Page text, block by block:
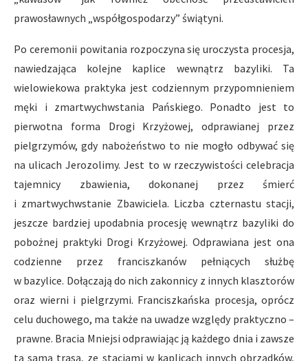
prawosławnych „współgospodarzy” świątyni.
Po ceremonii powitania rozpoczyna się uroczysta procesja,
nawiedzająca kolejne kaplice wewnątrz bazyliki. Ta
wielowiekowa praktyka jest codziennym przypomnieniem
męki i zmartwychwstania Pańskiego. Ponadto jest to
pierwotna forma Drogi Krzyżowej, odprawianej przez
pielgrzymów, gdy nabożeństwo to nie mogło odbywać się
na ulicach Jerozolimy. Jest to w rzeczywistości celebracja
tajemnicy zbawienia, dokonanej przez śmierć
i zmartwychwstanie Zbawiciela. Liczba czternastu stacji,
jeszcze bardziej upodabnia procesję wewnątrz bazyliki do
pobożnej praktyki Drogi Krzyżowej. Odprawiana jest ona
codzienne przez franciszkanów pełniących służbę
w bazylice. Dołączają do nich zakonnicy z innych klasztorów
oraz wierni i pielgrzymi. Franciszkańska procesja, oprócz
celu duchowego, ma także na uwadze względy praktyczno –
prawne. Bracia Mniejsi odprawiając ją każdego dnia i zawsze
tą samą trasą, ze stacjami w kaplicach innych obrządków,